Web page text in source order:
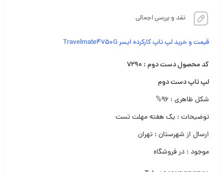
نقد و بررسی اجمالی
قیمت و خرید لپ تاپ کارکرده ایسر Travelmate4750G
کد محصول دست دوم : ۷۲۹۰
لپ تاپ دست دوم‌
شکل ظاهری : ۹۶%
توضیحات : یک هفته مهلت تست
ارسال از شهرستان : تهران
موجود : در فروشگاه